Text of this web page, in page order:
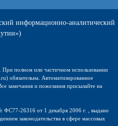
информационно-аналитический
полном или частичном использовании
обязательна. Автоматизированное
замечания и пожелания присылайте на
ФС77-26316 от 1 декабря 2006 г. , выдано
законодательства в сфере массовых